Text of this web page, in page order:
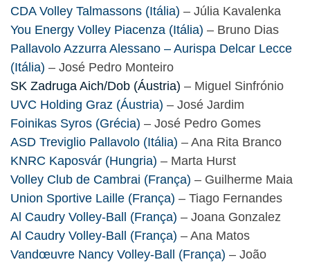
CDA Volley Talmassons (Itália) – Júlia Kavalenka
You Energy Volley Piacenza (Itália) – Bruno Dias
Pallavolo Azzurra Alessano – Aurispa Delcar Lecce
(Itália) – José Pedro Monteiro
SK Zadruga Aich/Dob (Áustria) – Miguel Sinfrónio
UVC Holding Graz (Áustria) – José Jardim
Foinikas Syros (Grécia) – José Pedro Gomes
ASD Treviglio Pallavolo (Itália) – Ana Rita Branco
KNRC Kaposvár (Hungria) – Marta Hurst
Volley Club de Cambrai (França) – Guilherme Maia
Union Sportive Laille (França) – Tiago Fernandes
Al Caudry Volley-Ball (França) – Joana Gonzalez
Al Caudry Volley-Ball (França) – Ana Matos
Vandœuvre Nancy Volley-Ball (França) – João